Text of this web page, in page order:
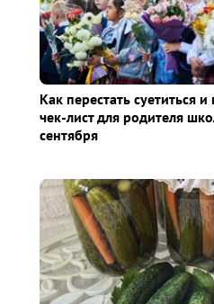
Как перестать суетиться
чек-лист для родителя
сентября